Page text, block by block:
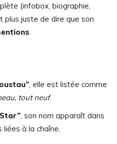
(infobox, biographie,
plus juste de dire que son
.
, elle est listée comme
tout neuf.
, son nom apparaît dans
à la chaîne.